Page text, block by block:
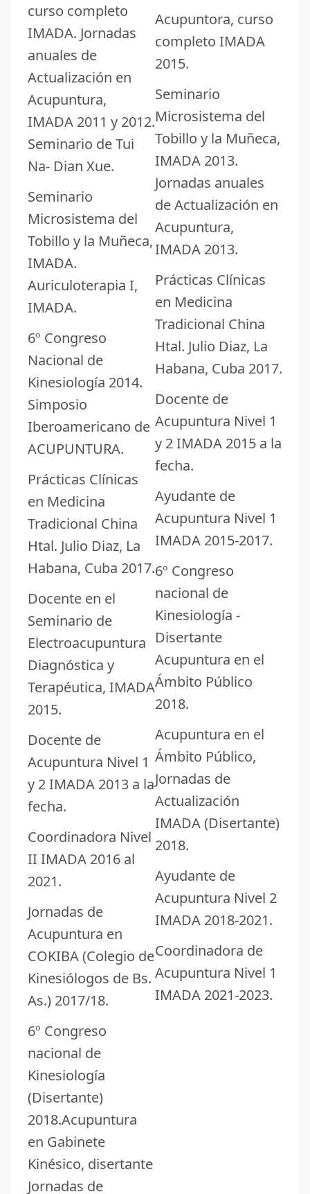
curso completo
IMADA. Jornadas
anuales de
Actualización en
Acupuntura,
IMADA 2011 y 2012.
Seminario de Tui
Na- Dian Xue.
Seminario
Microsistema del
Tobillo y la Muñeca,
IMADA.
Auriculoterapia I,
IMADA.
6º Congreso
Nacional de
Kinesiología 2014.
Simposio
Iberoamericano de
ACUPUNTURA.
Prácticas Clínicas
en Medicina
Tradicional China
Htal. Julio Diaz, La
Habana, Cuba 2017.
Docente en el
Seminario de
Electroacupuntura
Diagnóstica y
Terapéutica, IMADA
2015.
Docente de
Acupuntura Nivel 1
y 2 IMADA 2013 a la
fecha.
Coordinadora Nivel
II IMADA 2016 al
2021.
Jornadas de
Acupuntura en
COKIBA (Colegio de
Kinesiólogos de Bs.
As.) 2017/18.
6º Congreso
nacional de
Kinesiología
(Disertante)
2018.Acupuntura
en Gabinete
Kinésico, disertante
Jornadas de
Acupuntora, curso
completo IMADA
2015.
Seminario
Microsistema del
Tobillo y la Muñeca,
IMADA 2013.
Jornadas anuales
de Actualización en
Acupuntura,
IMADA 2013.
Prácticas Clínicas
en Medicina
Tradicional China
Htal. Julio Diaz, La
Habana, Cuba 2017.
Docente de
Acupuntura Nivel 1
y 2 IMADA 2015 a la
fecha.
Ayudante de
Acupuntura Nivel 1
IMADA 2015-2017.
6º Congreso
nacional de
Kinesiología -
Disertante
Acupuntura en el
Ámbito Público
2018.
Acupuntura en el
Ámbito Público,
Jornadas de
Actualización
IMADA (Disertante)
2018.
Ayudante de
Acupuntura Nivel 2
IMADA 2018-2021.
Coordinadora de
Acupuntura Nivel 1
IMADA 2021-2023.